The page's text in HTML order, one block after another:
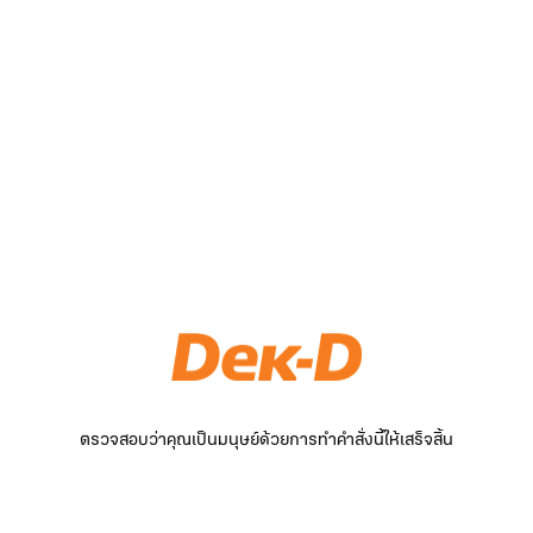
ตรวจสอบว่าคุณเป็นมนุษย์ด้วยการทำคำสั่งนี้ให้เสร็จสิ้น